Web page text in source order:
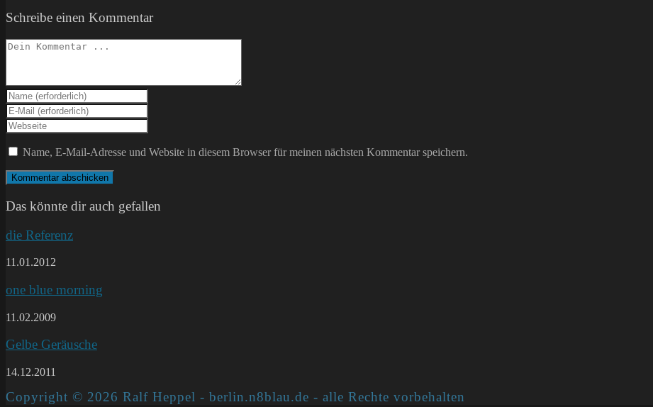
Schreibe einen Kommentar
Kommentieren
Gib
deinen
Namen
oder
Benutzernamen
zum
Kommentieren
ein
Gib
deine
E-
Mail-
Adresse
zum
Kommentieren
Gib
deine
Website-
ein
(optional)
Name, E-Mail-Adresse und Website in diesem Browser für meinen nächsten Kommentar speichern.
Das könnte dir auch gefallen
die Referenz
11.01.2012
one blue morning
11.02.2009
Gelbe Geräusche
14.12.2011
Copyright © 2026 Ralf Heppel - berlin.n8blau.de - alle Rechte vorbehalten